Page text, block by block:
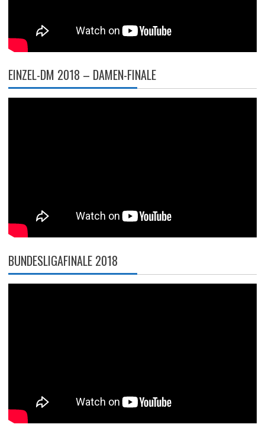
EINZEL-DM 2018 – DAMEN-FINALE
BUNDESLIGAFINALE 2018